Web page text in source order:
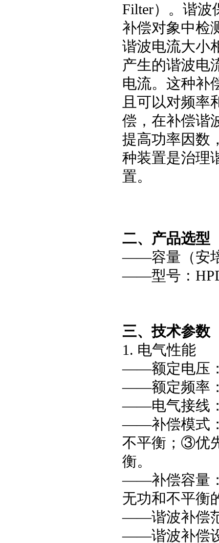
Filter）。 谐波
补偿对象中检
谐波电流大小
产生的谐波电
电流。这种补
且可以对频率
偿，在补偿谐
提高功率因数
种装置是治理
置。
二、产品选型
——容量（安
——型号：
三、技术参数
1. 电气性能
——额定电压
——额定频率
——电气接线
——补偿模式
不平衡；③优
衡。
——补偿容量
无功和不平衡
——谐波补偿
——谐波补偿